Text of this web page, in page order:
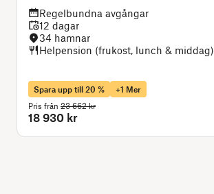
Regelbundna avgångar
12 dagar
34 hamnar
Helpension (frukost, lunch & middag)
Spara upp till 20 %
+1 Mer
Pris från 23 662 kr
18 930 kr